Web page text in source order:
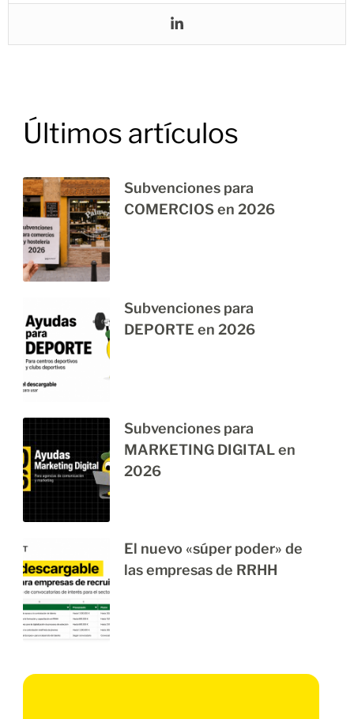
Últimos artículos
Subvenciones para
COMERCIOS en 2026
Subvenciones para
DEPORTE en 2026
Subvenciones para
MARKETING DIGITAL en
2026
El nuevo «súper poder» de
las empresas de RRHH